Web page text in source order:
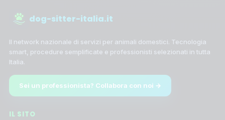
dog-sitter-italia.it
Il network nazionale di servizi per animali domestici. Tecnologia
smart, procedure semplificate e professionisti selezionati in tutta
Italia.
Sei un professionista? Collabora con noi →
IL SITO